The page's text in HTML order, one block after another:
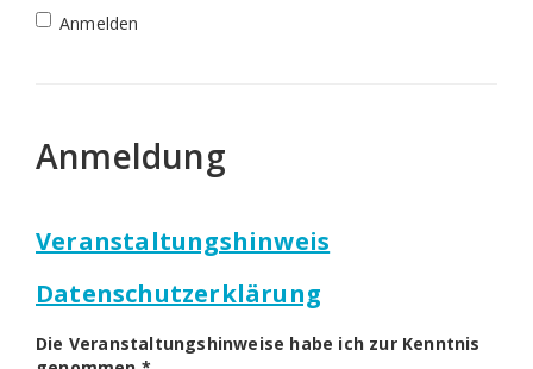
Anmelden
Anmeldung
Veranstaltungshinweis
Datenschutzerklärung
Die Veranstaltungshinweise habe ich zur Kenntnis